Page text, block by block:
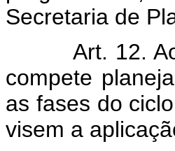
Secretaria de
Art. 12. Ao
compete
as fases do
visem a